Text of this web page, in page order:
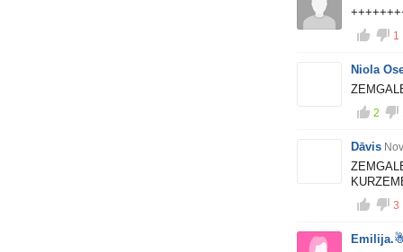
1
Niola
2
Dāvis
3